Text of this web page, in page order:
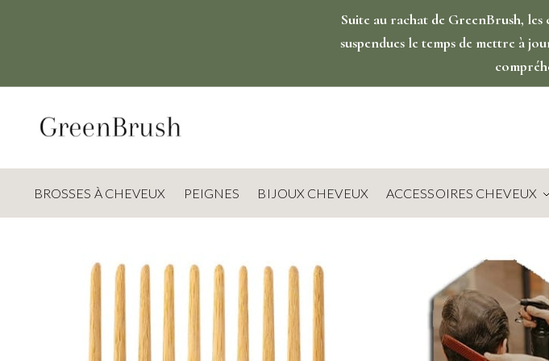
Suite au rachat de GreenBrush,
suspendues le temps de mettre à
BROSSES À CHEVEUX PEIGNES BIJOUX CHEVEUX ACCESSOIRES CHEVEUX